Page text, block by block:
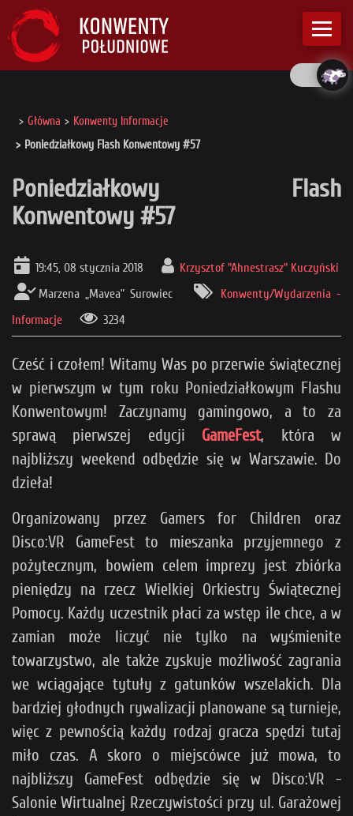
Główna
Konwenty Informacje
Poniedziałkowy Flash Konwentowy #57
Poniedziałkowy Flash
Konwentowy #57
19:45, 08 stycznia 2018
Krzysztof "Ahnestrasz" Kuczyński
Marzena „Mavea” Surowiec
Konwenty/Wydarzenia -
Informacje
3234
Cześć i czołem! Witamy Was po przerwie świątecznej
w pierwszym w tym roku Poniedziałkowym Flashu
Konwentowym! Zaczynamy gamingowo, a to za
sprawą pierwszej edycji GameFest, która w
najbliższy weekend odbędzie się w Warszawie. Do
dzieła!
Organizowany przez Gamers for Children oraz
Disco:VR GameFest to mieszanka przyjemnego z
pożytecznym, bowiem celem imprezy jest zbiórka
pieniędzy na rzecz Wielkiej Orkiestry Świątecznej
Pomocy. Każdy uczestnik płaci za wstęp ile chce, a w
zamian może liczyć nie tylko na wyśmienite
towarzystwo, ale także zyskuje możliwość zagrania
we wciągające tytuły z gatunków wszelakich. Dla
bardziej głodnych rywalizacji planowane są turnieje,
więc z pewnością każdy rodzaj gracza spędzi tutaj
miło czas. A skoro o miejscówce już mowa, to
najbliższy GameFest odbędzie się w Disco:VR -
Salonie Wirtualnej Rzeczywistości przy ul. Garażowej